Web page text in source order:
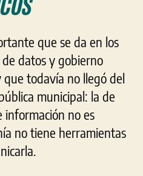
que se da en los
datos y gobierno
todavía no llegó del
municipal: la de
información no es
no tiene herramientas